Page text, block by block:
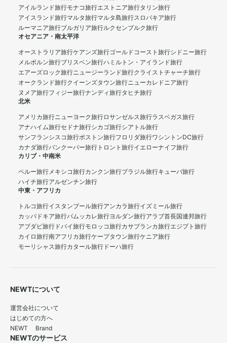
アイルランド旅行モナコ旅行エストニア旅行タリン旅行
アイスランド旅行マルタ旅行マルタ島旅行スロバキア旅行
ルーマニア旅行ブルガリア旅行ルクセンブルク旅行
オセアニア・南太平洋
オーストラリア旅行ケアンズ旅行ゴールドコースト旅行シドニー旅行
メルボルン旅行ブリスベン旅行ハミルトン・アイランド旅行
エアーズロック旅行ニュージーランド旅行クライストチャーチ旅行
オークランド旅行クイーンズタウン旅行ニューカレドニア旅行
ヌメア旅行フィジー旅行ナンディ旅行タヒチ旅行
北米
アメリカ旅行ニューヨーク旅行ロサンゼルス旅行ラスベガス旅行
アナハイム旅行セドナ旅行シカゴ旅行シアトル旅行
サンフランシスコ旅行ボストン旅行フロリダ旅行ワシントンDC旅行
カナダ旅行バンクーバー旅行 トロント旅行イエローナイフ旅行
カリブ・中南米
ペルー旅行メキシコ旅行カンクン旅行ブラジル旅行キューバ旅行
ハイチ旅行アルゼンチン旅行
中東・アフリカ
トルコ旅行イスタンブール旅行アンカラ旅行イズミール旅行
カッパドキア旅行パムッカレ旅行ヨルダン旅行アラブ首長国連邦旅行
アブダビ旅行 ドバイ旅行モロッコ旅行カサブランカ旅行エジプト旅行
カイロ旅行南アフリカ旅行ケープタウン旅行ケニア旅行
モーリシャス旅行カタール旅行 ドーハ旅行
NEWTについて
運営会社について
はじめての方へ
NEWT Brand
NEWTのサービス